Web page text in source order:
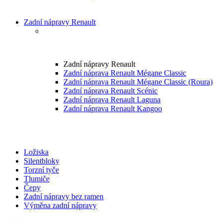
Zadní nápravy Renault
Zadní nápravy Renault
Zadní náprava Renault Mégane Classic
Zadní náprava Renault Mégane Classic (Roura)
Zadní náprava Renault Scénic
Zadní náprava Renault Laguna
Zadní náprava Renault Kangoo
Ložiska
Silentbloky
Torzní tyče
Tlumiče
Čepy
Zadní nápravy bez ramen
Výměna zadní nápravy